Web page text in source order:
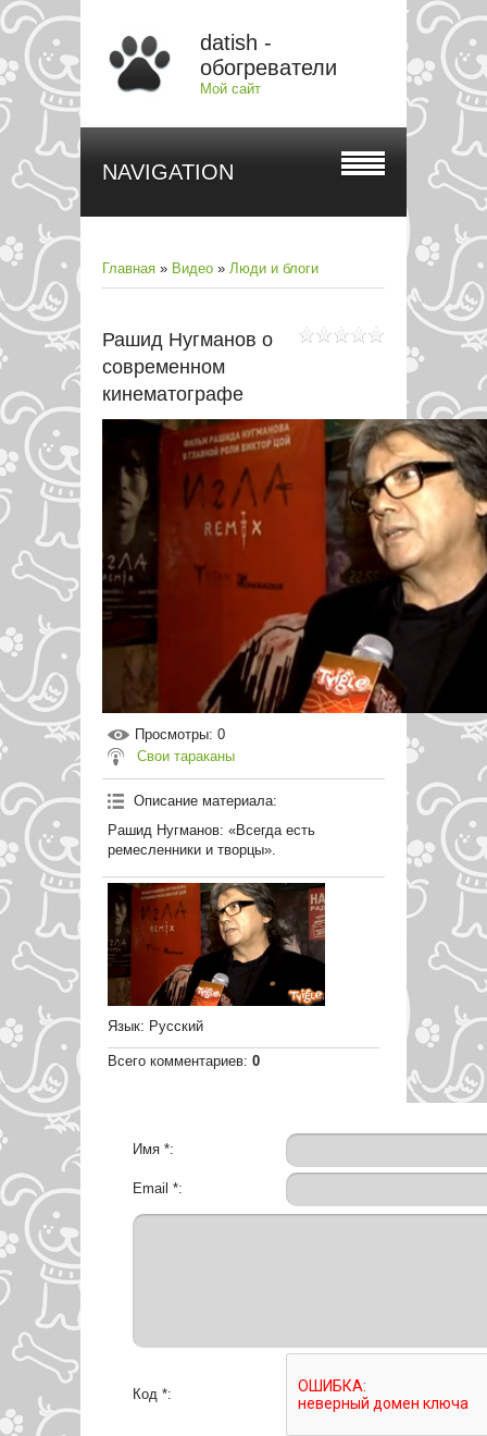
datish -
обогреватели
Мой сайт
NAVIGATION
Главная » Видео » Люди и блоги
Рашид Нугманов о
современном
кинематографе
Просмотры: 0
Свои тараканы
Описание материала:
Рашид Нугманов: «Всегда есть
ремесленники и творцы».
Язык: Русский
Всего комментариев: 0
Имя *:
Email *:
Код *: